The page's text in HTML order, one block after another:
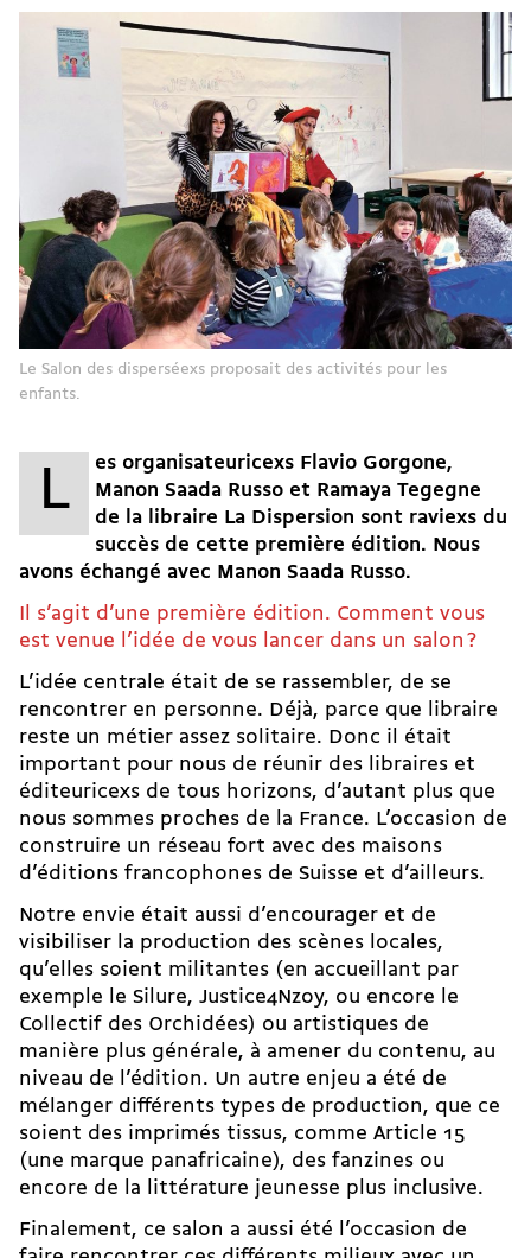
Le Salon des disperséexs proposait des activités pour les
enfants.
L
es organisateuricexs Flavio Gorgone,
Manon Saada Russo et Ramaya Tegegne
de la libraire La Dispersion sont raviexs du
succès de cette première édition. Nous
avons échangé avec Manon Saada Russo.
Il s’agit d’une première édition. Comment vous
est venue l’idée de vous lancer dans un salon ?
L’idée centrale était de se rassembler, de se
rencontrer en personne. Déjà, parce que libraire
reste un métier assez solitaire. Donc il était
important pour nous de réunir des libraires et
éditeuricexs de tous horizons, d’autant plus que
nous sommes proches de la France. L’occasion de
construire un réseau fort avec des maisons
d’éditions francophones de Suisse et d’ailleurs.
Notre envie était aussi d’encourager et de
visibiliser la production des scènes locales,
qu’elles soient militantes (en accueillant par
exemple le Silure, Justice4Nzoy, ou encore le
Collectif des Orchidées) ou artistiques de
manière plus générale, à amener du contenu, au
niveau de l’édition. Un autre enjeu a été de
mélanger différents types de production, que ce
soient des imprimés tissus, comme Article 15
(une marque panafricaine), des fanzines ou
encore de la littérature jeunesse plus inclusive.
Finalement, ce salon a aussi été l’occasion de